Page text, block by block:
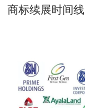
商标续展时间